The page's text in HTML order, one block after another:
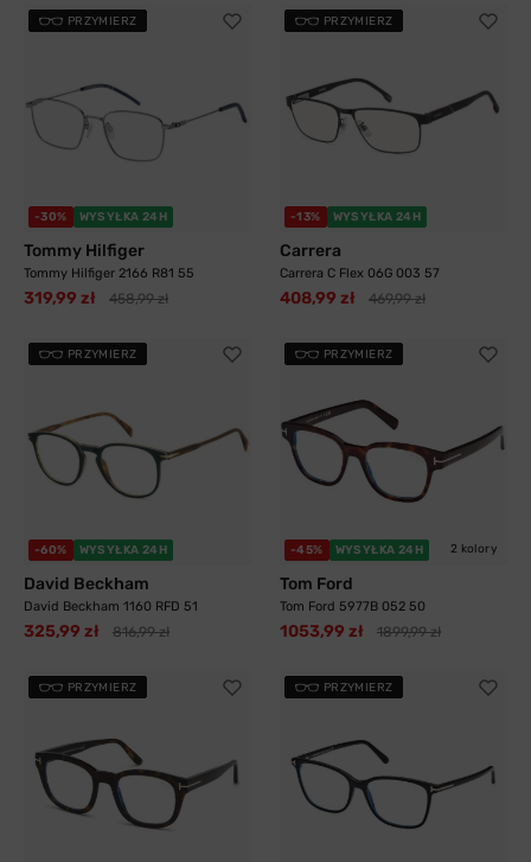
PRZYMIERZ
-30% WYSYŁKA 24H
Tommy Hilfiger
Tommy Hilfiger 2166 R81 55
319,99 zł 458,99 zł
PRZYMIERZ
-13% WYSYŁKA 24H
Carrera
Carrera C Flex 06G 003 57
408,99 zł 469,99 zł
PRZYMIERZ
-60% WYSYŁKA 24H
David Beckham
David Beckham 1160 RFD 51
325,99 zł 816,99 zł
PRZYMIERZ
-45% WYSYŁKA 24H 2 kolory
Tom Ford
Tom Ford 5977B 052 50
1053,99 zł 1899,99 zł
PRZYMIERZ PRZYMIERZ